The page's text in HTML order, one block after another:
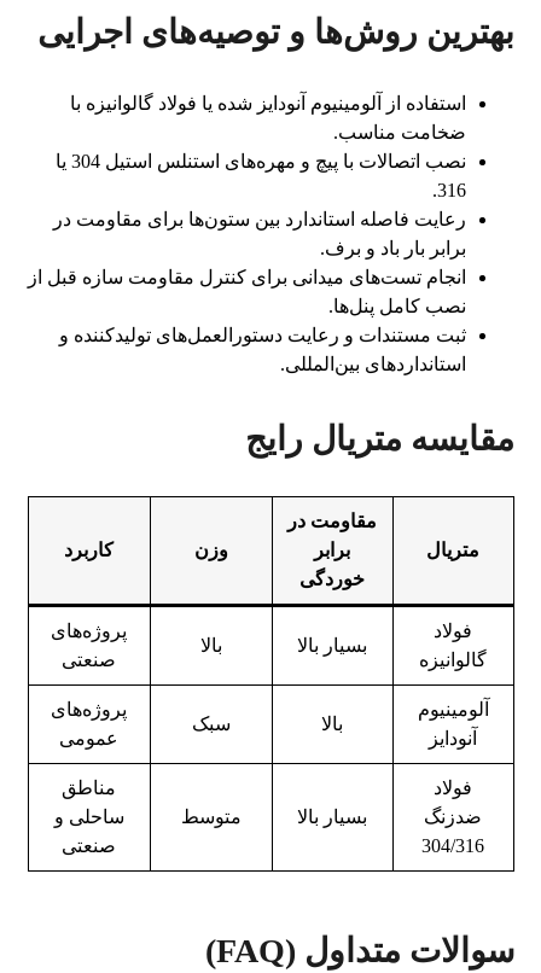
بهترین روش‌ها و توصیه‌های اجرایی
استفاده از آلومینیوم آنودایز شده یا فولاد گالوانیزه با
ضخامت مناسب.
نصب اتصالات با پیچ و مهره‌های استنلس استیل 304 یا
316.
رعایت فاصله استاندارد بین ستون‌ها برای مقاومت در
برابر بار باد و برف.
انجام تست‌های میدانی برای کنترل مقاومت سازه قبل از
نصب کامل پنل‌ها.
ثبت مستندات و رعایت دستورالعمل‌های تولیدکننده و
استانداردهای بین‌المللی.
مقایسه متریال رایج
متریال
مقاومت در
برابر
خوردگی
وزن کاربرد
فولاد
گالوانیزه
بسیار بالا بالا
پروژه‌های
صنعتی
آلومینیوم
آنودایز
بالا سبک
پروژه‌های
عمومی
فولاد
ضدزنگ
304/316
بسیار بالا متوسط
مناطق
ساحلی و
صنعتی
سوالات متداول (FAQ)